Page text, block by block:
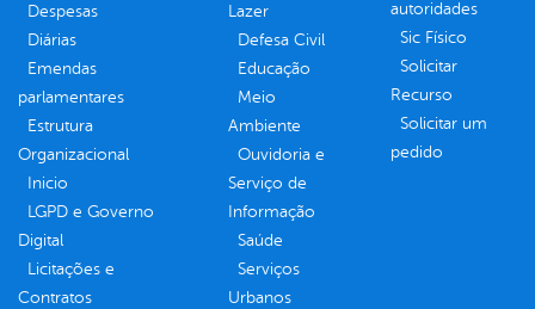
Despesas
Diárias
Emendas
parlamentares
Estrutura
Organizacional
Inicio
LGPD e Governo
Digital
Licitações e
Contratos
Lazer
Defesa Civil
Educação
Meio
Ambiente
Ouvidoria e
Serviço de
Informação
Saúde
Serviços
Urbanos
autoridades
Sic Físico
Solicitar
Recurso
Solicitar um
pedido